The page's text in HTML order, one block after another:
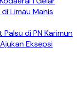
Limau Manis
di PN Karimun
Eksepsi